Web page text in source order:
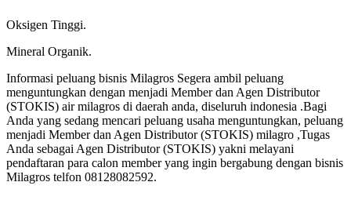
Oksigen Tinggi.
Mineral Organik.
Informasi peluang bisnis Milagros Segera ambil peluang
menguntungkan dengan menjadi Member dan Agen Distributor
(STOKIS) air milagros di daerah anda, diseluruh indonesia .Bagi
Anda yang sedang mencari peluang usaha menguntungkan, peluang
menjadi Member dan Agen Distributor (STOKIS) milagro ,Tugas
Anda sebagai Agen Distributor (STOKIS) yakni melayani
pendaftaran para calon member yang ingin bergabung dengan bisnis
Milagros telfon 08128082592.